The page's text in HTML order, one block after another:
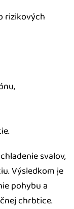
rizikových
svalov,
Výsledkom je
pohybu a
chrbtice.